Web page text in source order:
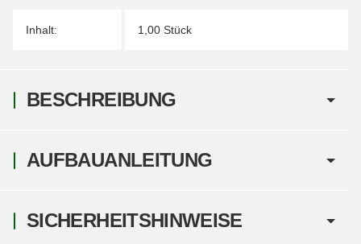
Inhalt: 1,00 Stück
BESCHREIBUNG
AUFBAUANLEITUNG
SICHERHEITSHINWEISE